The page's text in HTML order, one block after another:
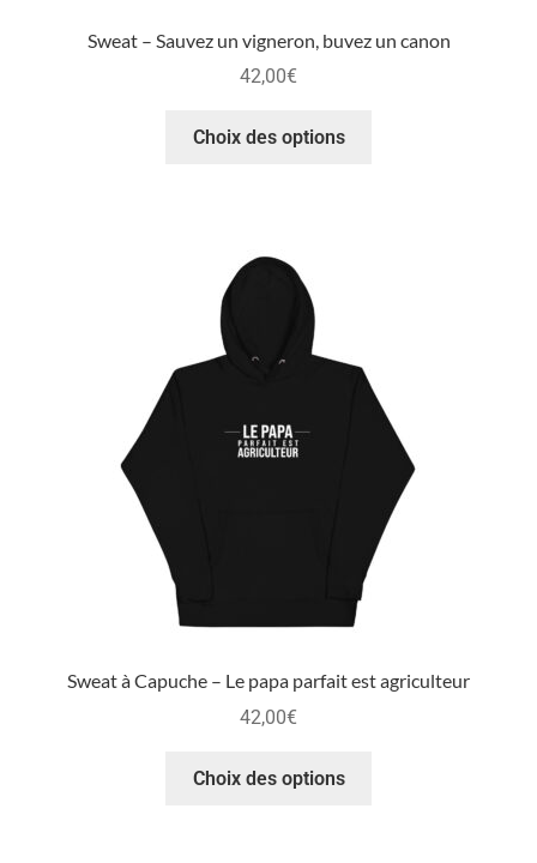
Sweat – Sauvez un vigneron, buvez un canon
42,00€
Choix des options
Sweat à Capuche – Le papa parfait est agriculteur
42,00€
Choix des options